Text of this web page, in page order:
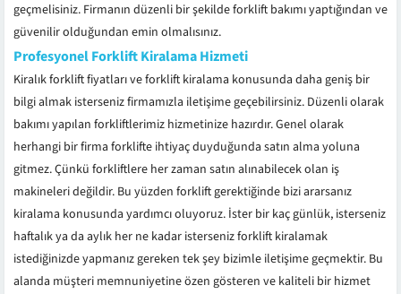
geçmelisiniz. Firmanın düzenli bir şekilde forklift bakımı yaptığından ve
güvenilir olduğundan emin olmalısınız.
Profesyonel Forklift Kiralama Hizmeti
Kiralık forklift fiyatları ve forklift kiralama konusunda daha geniş bir
bilgi almak isterseniz firmamızla iletişime geçebilirsiniz. Düzenli olarak
bakımı yapılan forkliftlerimiz hizmetinize hazırdır. Genel olarak
herhangi bir firma forklifte ihtiyaç duyduğunda satın alma yoluna
gitmez. Çünkü forkliftlere her zaman satın alınabilecek olan iş
makineleri değildir. Bu yüzden forklift gerektiğinde bizi ararsanız
kiralama konusunda yardımcı oluyoruz. İster bir kaç günlük, isterseniz
haftalık ya da aylık her ne kadar isterseniz forklift kiralamak
istediğinizde yapmanız gereken tek şey bizimle iletişime geçmektir. Bu
alanda müşteri memnuniyetine özen gösteren ve kaliteli bir hizmet